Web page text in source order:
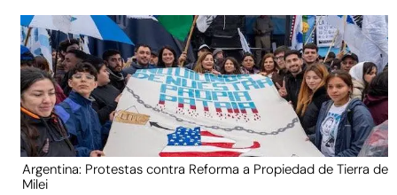
Argentina: Protestas contra Reforma a Propiedad de Tierra de
Milei